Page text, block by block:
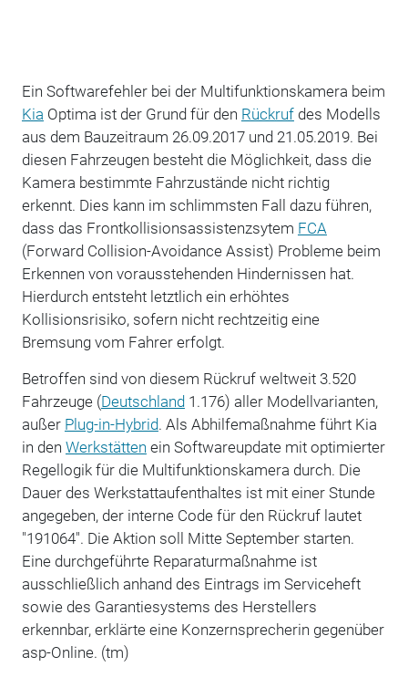
Ein Softwarefehler bei der Multifunktionskamera beim
Kia Optima ist der Grund für den Rückrufdes Modells
aus dem Bauzeitraum 26.09.2017 und 21.05.2019. Bei
diesen Fahrzeugen besteht die Möglichkeit, dass die
Kamera bestimmte Fahrzustände nicht richtig
erkennt. Dies kann im schlimmsten Fall dazu führen,
dass das Frontkollisionsassistenzsytem FCA
(Forward Collision-Avoidance Assist) Probleme beim
Erkennen von vorausstehenden Hindernissen hat.
Hierdurch entsteht letztlich ein erhöhtes
Kollisionsrisiko, sofern nicht rechtzeitig eine
Bremsung vom Fahrer erfolgt.
Betroffen sind von diesem Rückruf weltweit 3.520
Fahrzeuge (Deutschland1.176) aller Modellvarianten,
außer Plug-in-Hybrid. Als Abhilfemaßnahme führt Kia
in den Werkstätten ein Softwareupdate mit optimierter
Regellogik für die Multifunktionskamera durch. Die
Dauer des Werkstattaufenthaltes ist mit einer Stunde
angegeben, der interne Code für den Rückruf lautet
"191064". Die Aktion soll Mitte September starten.
Eine durchgeführte Reparaturmaßnahme ist
ausschließlich anhand des Eintrags im Serviceheft
sowie des Garantiesystems des Herstellers
erkennbar, erklärte eine Konzernsprecherin gegenüber
asp-Online. (tm)